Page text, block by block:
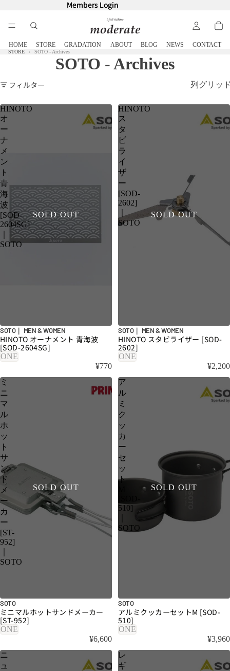
Members Login
Members Login
HOME STORE GRADATION ABOUT BLOG NEWS CONTACT
STORE SOTO - Archives
SOTO - Archives
フィルター 列グリッ
HINOTO
オ
ー
ナ
メ
ン
ト
青
海
波
[SOD-
2604SG]
SOTO
SOLD OUT
SOTO｜ MEN & WOMEN
HINOTO オーナメント 青海波
[SOD-2604SG]
ONE
¥770
HINOTO
ス
タ
ビ
ラ
イ
ザ
ー
[SOD-
2602]
SOTO
SOLD OUT
SOTO｜ MEN & WOMEN
HINOTO スタビライザー [SOD-
2602]
ONE
¥2,200
ミ
ニ
マ
ル
ホ
ッ
ト
サ
ン
ド
メ
ー
カ
ー
[ST-
952]
SOTO
SOLD OUT
SOTO
ミニマルホットサンドメーカー
[ST-952]
ONE
¥6,600
ア
ル
ミ
ク
ッ
カ
ー
セ
ッ
ト
510]
SOTO
SOLD OUT
SOTO
アルミクッカーセットM [SOD-
510]
ONE
¥3,960
ニ
ュ
レ
ギ